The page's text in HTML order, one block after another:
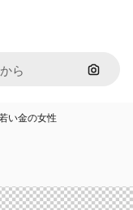
画像で
い金の女性